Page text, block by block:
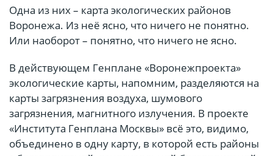
Одна из них – карта экологических районов
Воронежа. Из неё ясно, что ничего не понятно.
Или наоборот – понятно, что ничего не ясно.
В действующем Генплане «Воронежпроекта»
экологические карты, напомним, разделяются на
карты загрязнения воздуха, шумового
загрязнения, магнитного излучения. В проекте
«Института Генплана Москвы» всё это, видимо,
объединено в одну карту, в которой есть районы